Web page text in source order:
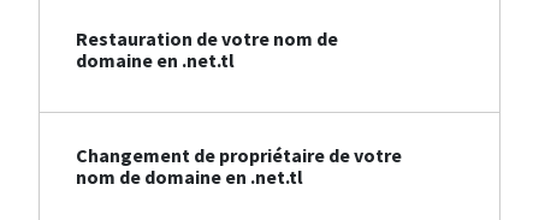
Restauration de votre nom de
domaine en .net.tl
Changement de propriétaire de votre
nom de domaine en .net.tl